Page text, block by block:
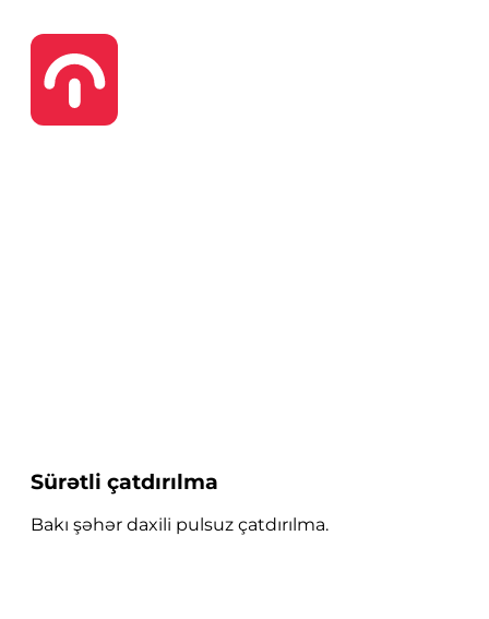
Sürətli çatdırılma
Bakı şəhər daxili pulsuz çatdırılma.